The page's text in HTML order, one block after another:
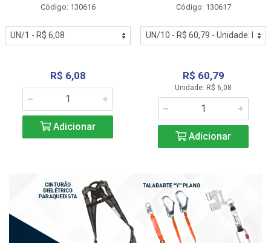
Código: 130616
R$ 6,08
Adicionar
Código: 130617
R$ 60,79
Unidade: R$ 6,08
Adicionar